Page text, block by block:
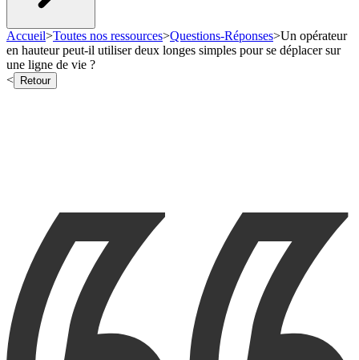
Accueil>Toutes nos ressources>Questions-Réponses>Un opérateur
en hauteur peut-il utiliser deux longes simples pour se déplacer sur
une ligne de vie ?
<
Retour